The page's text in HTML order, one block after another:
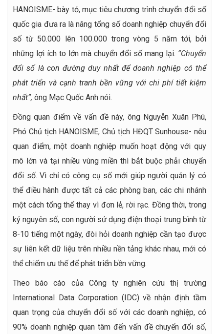
HANOISME- bày tỏ, mục tiêu chương trình chuyển đổi số
quốc gia đưa ra là nâng tổng số doanh nghiệp chuyển đổi
số từ 50.000 lên 100.000 trong vòng 5 năm tới, bởi
những lợi ích to lớn mà chuyển đổi số mang lại. “Chuyển
đổi số là con đường duy nhất để doanh nghiệp có thể
phát triển và cạnh tranh bền vững với chi phí tiết kiệm
nhất”, ông Mạc Quốc Anh nói.
Đồng quan điểm về vấn đề này, ông Nguyễn Xuân Phú,
Phó Chủ tịch HANOISME, Chủ tịch HĐQT Sunhouse- nêu
quan điểm, một doanh nghiệp muốn hoạt động với quy
mô lớn và tại nhiều vùng miền thì bắt buộc phải chuyển
đổi số. Vì chỉ có công cụ số mới giúp người quản lý có
thể điều hành được tất cả các phòng ban, các chi nhánh
một cách tổng thể thay vì đơn lẻ, rời rạc. Đồng thời, trong
kỷ nguyên số, con người sử dụng điện thoại trung bình từ
8-10 tiếng một ngày, đòi hỏi doanh nghiệp cần tạo được
sự liên kết dữ liệu trên nhiều nền tảng khác nhau, mới có
thể chiếm ưu thế để phát triển bền vững.
Theo báo cáo của Công ty nghiên cứu thị trường
International Data Corporation (IDC) về nhận định tầm
quan trọng của chuyển đổi số với các doanh nghiệp, có
90% doanh nghiệp quan tâm đến vấn đề chuyển đổi số,